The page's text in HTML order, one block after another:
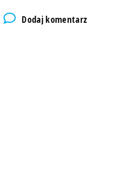
Dodaj komentarz